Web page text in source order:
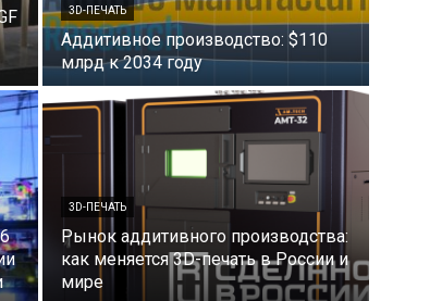
3D-ПЕЧАТЬ
Аддитивное производство: $110
млрд к 2034 году
3D-ПЕЧАТЬ
Рынок аддитивного производства:
как меняется 3D-печать в России и
мире